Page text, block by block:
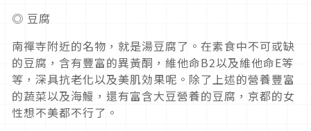
◎ 豆腐
南禪寺附近的名物，就是湯豆腐了。在素食中不可或缺
的豆腐，含有豐富的異黃酮，維他命B2以及維他命E等
等，深具抗老化以及美肌効果呢。除了上述的營養豐富
的蔬菜以及海鰻，還有富含大豆營養的豆腐，京都的女
性想不美都不行了。